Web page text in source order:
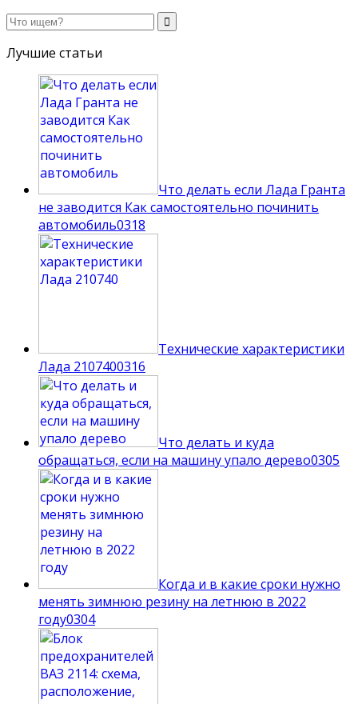
Лучшие статьи
Что делать если Лада Гранта
не заводится Как самостоятельно починить
автомобиль0318
Технические характеристики
Лада 2107400316
Что делать и куда
обращаться, если на машину упало дерево0305
Когда и в какие сроки нужно
менять зимнюю резину на летнюю в 2022
году0304